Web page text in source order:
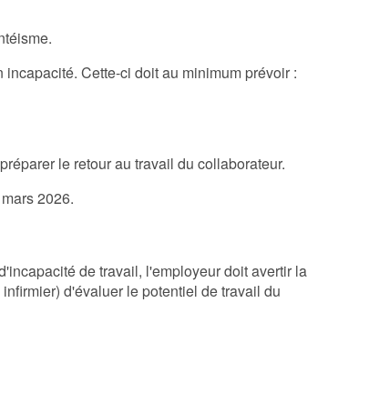
Cette-ci doit au minimum prévoir :
le retour au travail du collaborateur.
2026.
de travail, l'employeur doit avertir la
d'évaluer le potentiel de travail du